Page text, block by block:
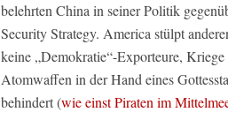
belehrten China in seiner Politik
Security Strategy. America stülpt
keine „Demokratie“-Exporteure,
Atomwaffen in der Hand eines
behindert (wie einst Piraten im